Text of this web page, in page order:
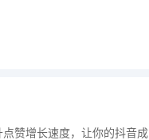
赞增长速度，让你的抖音成